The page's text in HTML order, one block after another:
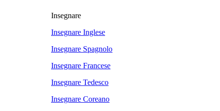
Insegnare
Insegnare Inglese
Insegnare Spagnolo
Insegnare Francese
Insegnare Tedesco
Insegnare Coreano